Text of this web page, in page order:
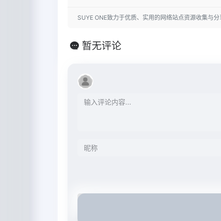
SUYE ONE致力于优质、实用的网络站点资源收集与分
暂无评论